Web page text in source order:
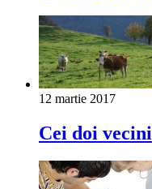
12 martie 2017
Cei doi vecini